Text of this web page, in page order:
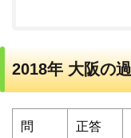
2018年 大阪の
問 正答